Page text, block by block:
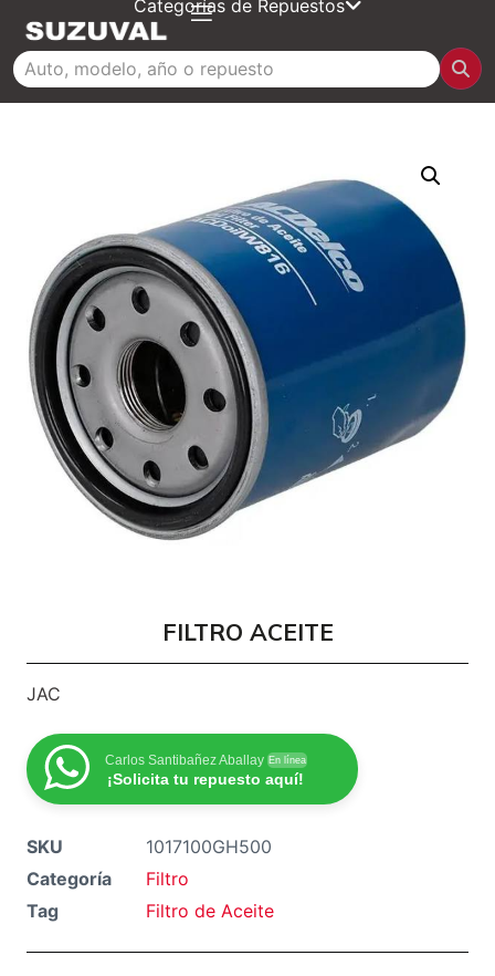
Categorías de Repuestos
FILTRO ACEITE
JAC
Carlos Santibañez Aballay En línea
¡Solicita tu repuesto aquí!
SKU
1017100GH500
Categoría
Filtro
Tag
Filtro de Aceite